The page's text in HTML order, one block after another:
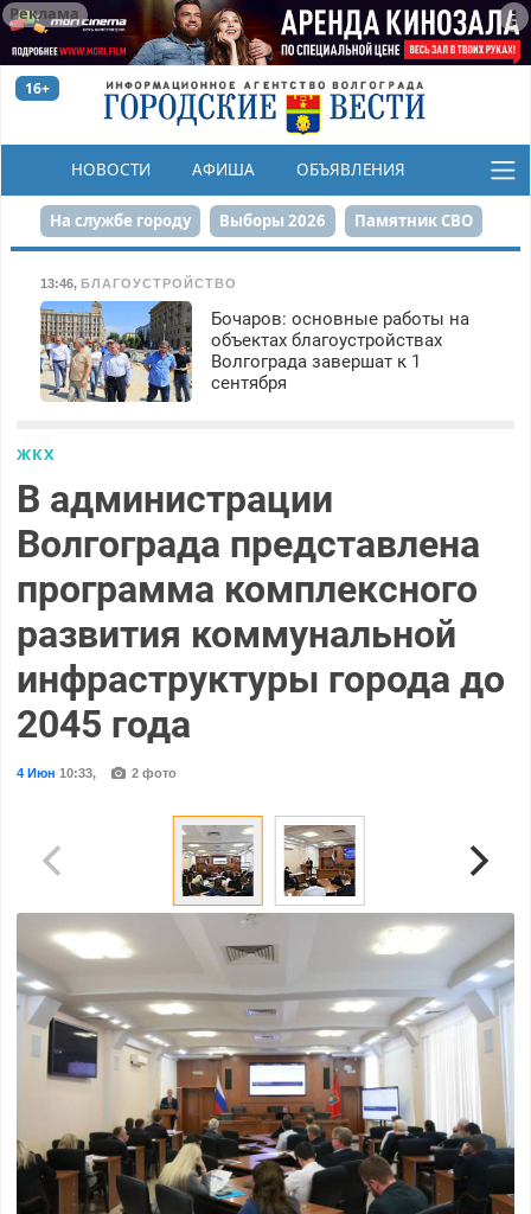
Реклама
16+
НОВОСТИ АФИША ОБЪЯВЛЕНИЯ
КОНКУРСЫ
На службе городу Выборы 2026 Памятник СВО
Сталинград в сердце
Набережная День Победы Реконструкция ЦПКиО
80-летие Победы Парк Героев-летчиков
13:46, БЛАГОУСТРОЙСТВО
Бочаров: основные работы на
объектах благоустройствах
Волгограда завершат к 1
сентября
ЖКХ
В администрации
Волгограда представлена
программа комплексного
развития коммунальной
инфраструктуры города до
2045 года
4 Июн 10:33, 2 фото